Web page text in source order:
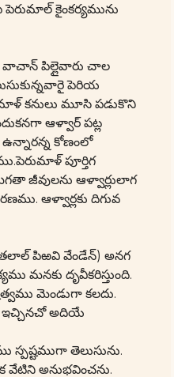
కైంకర్యమును
వాచాన్ పిల్లైవారు చాల
పెరియ
కనులు మూసి పడుకొని
ఆళ్వార్ పట్ల
ఉన్నారన్న కోణంలో
పూర్తిగ
జీవులను ఆళ్వార్లులాగ
ఆళ్వార్లకు దిగువ
పిఱవి వేండేన్) అనగ
మనకు దృవీకరిస్తుంది.
మెండుగా కలదు.
ఇచ్చినచో అదియే
తెలుసును.
వేటిని అనుభవించను.